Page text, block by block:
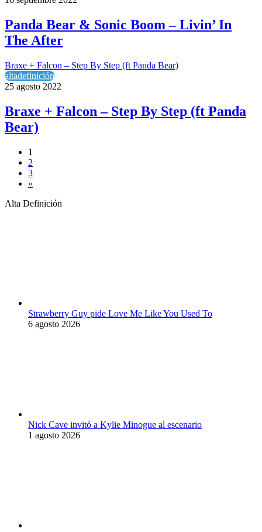
Panda Bear & Sonic Boom – Livin’ In
The After
Braxe + Falcon – Step By Step (ft Panda Bear)
altadefinición
25 agosto 2022
Braxe + Falcon – Step By Step (ft Panda
Bear)
1
2
3
»
Alta Definición
Strawberry Guy pide Love Me Like You Used To
6 agosto 2026
Nick Cave invitó a Kylie Minogue al escenario
1 agosto 2026